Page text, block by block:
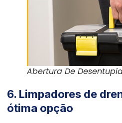
Abertura De
6. Limpadores de
ótima opção